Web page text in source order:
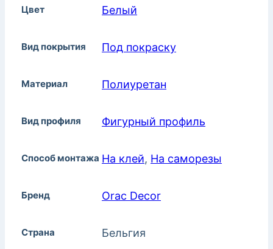
Цвет Белый
Вид покрытия Под покраску
Материал Полиуретан
Вид профиля Фигурный профиль
Способ монтажа На клей, На саморезы
Бренд Orac Decor
Страна Бельгия